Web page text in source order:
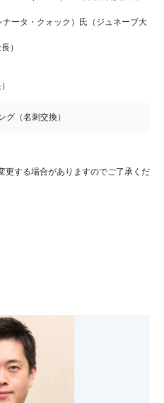
ータ・クォック）氏（ジュネーブ大
）
グ（名刺交換）
する場合がありますのでご了承くだ